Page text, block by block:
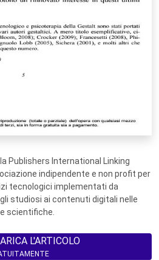
Publishers International Linking
indipendente e non profit per
tecnologici implementati da
studiosi ai contenuti digitali nelle
scientifiche.
L'ARTICOLO